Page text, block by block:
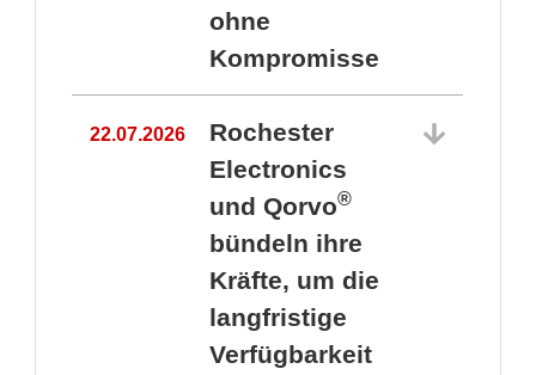
ohne
Kompromisse
22.07.2026
Rochester
Electronics
und Qorvo®
bündeln ihre
Kräfte, um die
langfristige
Verfügbarkeit